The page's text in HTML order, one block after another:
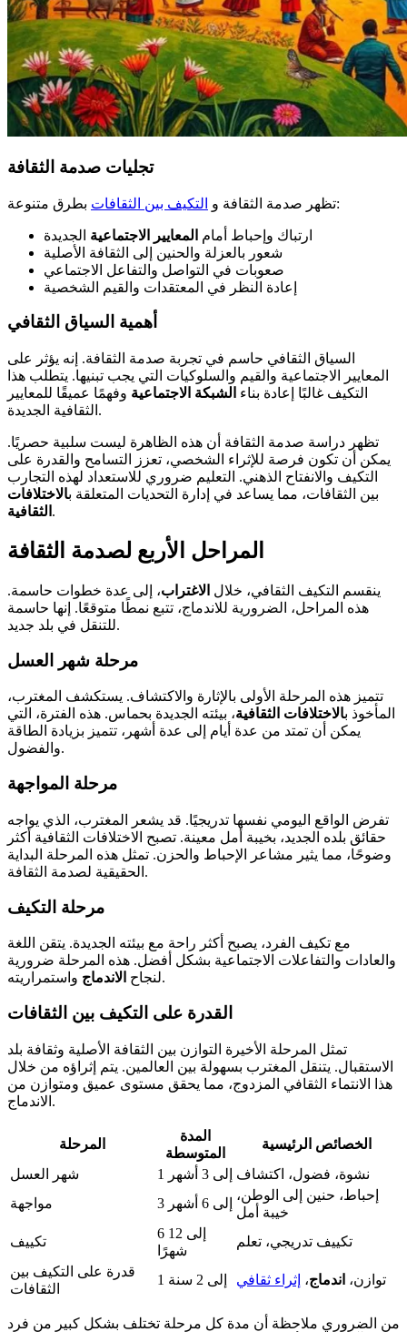
تجليات صدمة الثقافة
تظهر صدمة الثقافة و التكيف بين الثقافات بطرق متنوعة:
ارتباك وإحباط أمام المعايير الاجتماعية الجديدة
شعور بالعزلة والحنين إلى الثقافة الأصلية
صعوبات في التواصل والتفاعل الاجتماعي
إعادة النظر في المعتقدات والقيم الشخصية
أهمية السياق الثقافي
السياق الثقافي حاسم في تجربة صدمة الثقافة. إنه يؤثر على
المعايير الاجتماعية والقيم والسلوكيات التي يجب تبنيها. يتطلب هذا
التكيف غالبًا إعادة بناء الشبكة الاجتماعية وفهمًا عميقًا للمعايير
الثقافية الجديدة.
تظهر دراسة صدمة الثقافة أن هذه الظاهرة ليست سلبية حصريًا.
يمكن أن تكون فرصة للإثراء الشخصي، تعزز التسامح والقدرة على
التكيف والانفتاح الذهني. التعليم ضروري للاستعداد لهذه التجارب
بين الثقافات، مما يساعد في إدارة التحديات المتعلقة بالاختلافات
الثقافية .
المراحل الأربع لصدمة الثقافة
ينقسم التكيف الثقافي، خلال الاغتراب، إلى عدة خطوات حاسمة.
هذه المراحل، الضرورية للاندماج، تتبع نمطًا متوقعًا. إنها حاسمة
للتنقل في بلد جديد.
مرحلة شهر العسل
تتميز هذه المرحلة الأولى بالإثارة والاكتشاف. يستكشف المغترب،
المأخوذ بالاختلافات الثقافية، بيئته الجديدة بحماس. هذه الفترة، التي
يمكن أن تمتد من عدة أيام إلى عدة أشهر، تتميز بزيادة الطاقة
والفضول.
مرحلة المواجهة
تفرض الواقع اليومي نفسها تدريجيًا. قد يشعر المغترب، الذي يواجه
حقائق بلده الجديد، بخيبة أمل معينة. تصبح الاختلافات الثقافية أكثر
وضوحًا، مما يثير مشاعر الإحباط والحزن. تمثل هذه المرحلة البداية
الحقيقية لصدمة الثقافة.
مرحلة التكيف
مع تكيف الفرد، يصبح أكثر راحة مع بيئته الجديدة. يتقن اللغة
والعادات والتفاعلات الاجتماعية بشكل أفضل. هذه المرحلة ضرورية
لنجاح الاندماج واستمراريته.
القدرة على التكيف بين الثقافات
تمثل المرحلة الأخيرة التوازن بين الثقافة الأصلية وثقافة بلد
الاستقبال. يتنقل المغترب بسهولة بين العالمين. يتم إثراؤه من خلال
هذا الانتماء الثقافي المزدوج، مما يحقق مستوى عميق ومتوازن من
الاندماج.
المرحلة
المدة
المتوسطة
الخصائص الرئيسية
شهر العسل
1 إلى 3 أشهر نشوة، فضول، اكتشاف
مواجهة
3 إلى 6 أشهر
إحباط، حنين إلى الوطن،
خيبة أمل
تكييف
6 إلى 12
شهرًا
تكييف تدريجي، تعلم
قدرة على التكيف بين
الثقافات
1 إلى 2 سنة توازن، اندماج، إثراء ثقافي
من الضروري ملاحظة أن مدة كل مرحلة تختلف بشكل كبير من فرد